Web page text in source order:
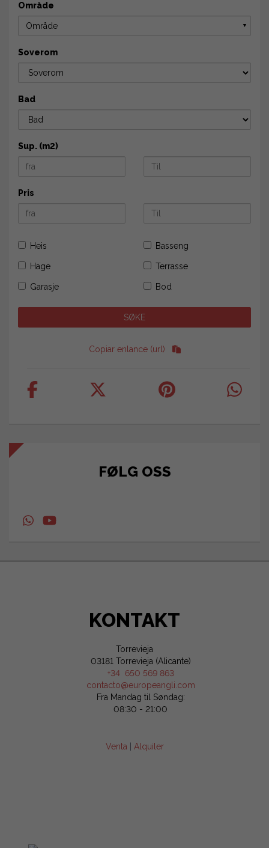
Område
Område ▼
Soverom
Bad
Sup. (m2)
Pris
Heis Basseng
Hage Terrasse
Garasje Bod
Copiar enlance (url)
FØLG OSS
KONTAKT
Torrevieja
03181 Torrevieja (Alicante)
+34 650 569 863
contacto@europeangli.com
Fra Mandag til Søndag:
08:30 - 21:00
Venta Alquiler